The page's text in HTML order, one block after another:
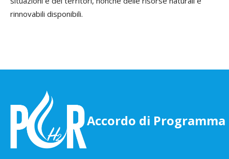
rinnovabili disponibili.
Accordo di Programma